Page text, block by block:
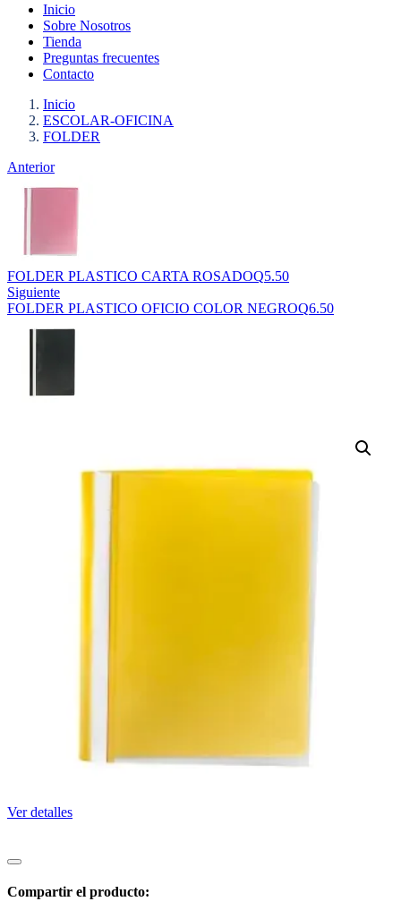
Inicio
Sobre Nosotros
Tienda
Preguntas frecuentes
Contacto
Inicio
ESCOLAR-OFICINA
FOLDER
Anterior
FOLDER PLASTICO CARTA ROSADOQ5.50
Siguiente
FOLDER PLASTICO OFICIO COLOR NEGROQ6.50
Ver detalles
Compartir el producto: